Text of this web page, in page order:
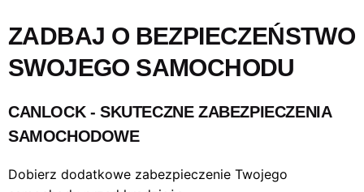
ZADBAJ O BEZPIECZEŃSTWO
SWOJEGO SAMOCHODU
CANLOCK - SKUTECZNE ZABEZPIECZENIA
SAMOCHODOWE
Dobierz dodatkowe zabezpieczenie Twojego